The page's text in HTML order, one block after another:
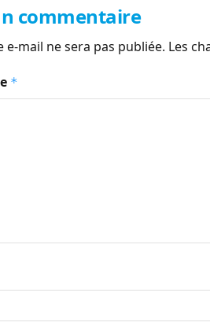
commentaire
e-mail ne sera pas publiée. Les
*